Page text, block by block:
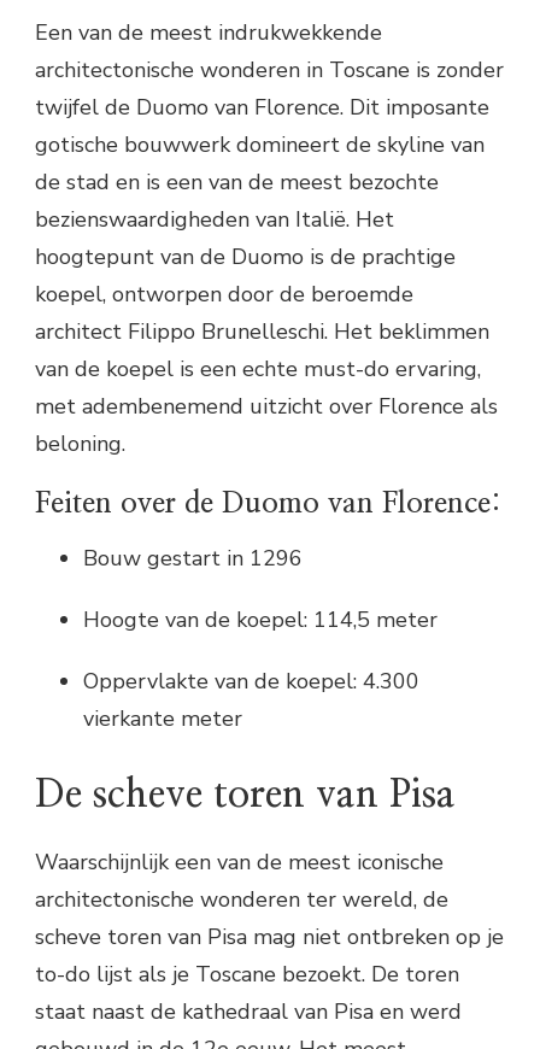
Een van de meest indrukwekkende
architectonische wonderen in Toscane is zonder
twijfel de Duomo van Florence. Dit imposante
gotische bouwwerk domineert de skyline van
de stad en is een van de meest bezochte
bezienswaardigheden van Italië. Het
hoogtepunt van de Duomo is de prachtige
koepel, ontworpen door de beroemde
architect Filippo Brunelleschi. Het beklimmen
van de koepel is een echte must-do ervaring,
met adembenemend uitzicht over Florence als
beloning.
Feiten over de Duomo van Florence:
Bouw gestart in 1296
Hoogte van de koepel: 114,5 meter
Oppervlakte van de koepel: 4.300
vierkante meter
De scheve toren van Pisa
Waarschijnlijk een van de meest iconische
architectonische wonderen ter wereld, de
scheve toren van Pisa mag niet ontbreken op je
to-do lijst als je Toscane bezoekt. De toren
staat naast de kathedraal van Pisa en werd